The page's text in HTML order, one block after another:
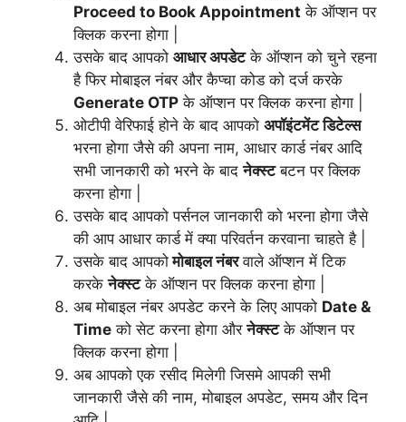
Proceed to Book Appointment के ऑप्शन पर
क्लिक करना होगा |
उसके बाद आपको आधार अपडेटके ऑप्शन को चुने रहना
है फिर मोबाइल नंबर और कैप्चा कोड को दर्ज करके
Generate OTP के ऑप्शन पर क्लिक करना होगा |
ओटीपी वेरिफाई होने के बाद आपको अपॉइंटमेंट डिटेल्स
भरना होगा जैसे की अपना नाम, आधार कार्ड नंबर आदि
सभी जानकारी को भरने के बादनेक्स्टबटन पर क्लिक
करना होगा |
उसके बाद आपको पर्सनल जानकारी को भरना होगा जैसे
की आप आधार कार्ड में क्या परिवर्तन करवाना चाहते है |
उसके बाद आपकोमोबाइल नंबरवाले ऑप्शन में टिक
करकेनेक्स्टके ऑप्शन पर क्लिक करना होगा |
अब मोबाइल नंबर अपडेट करने के लिए आपको Date &
Time को सेट करना होगा औरनेक्स्टके ऑप्शन पर
क्लिक करना होगा |
अब आपको एक रसीद मिलेगी जिसमे आपकी सभी
जानकारी जैसे की नाम, मोबाइल अपडेट, समय और दिन